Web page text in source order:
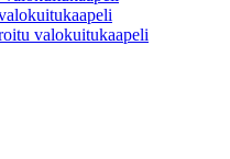
valokuitukaapeli